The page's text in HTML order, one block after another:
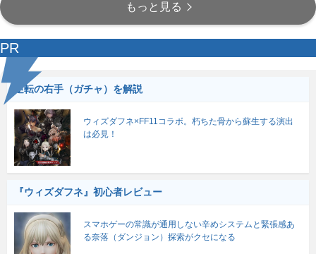
もっと見る
PR
逆転の右手（ガチャ）を解説
ウィズダフネ×FF11コラボ。朽ちた骨から蘇生する演出
は必見！
『ウィズダフネ』初心者レビュー
スマホゲーの常識が通用しない辛めシステムと緊張感あ
る奈落（ダンジョン）探索がクセになる